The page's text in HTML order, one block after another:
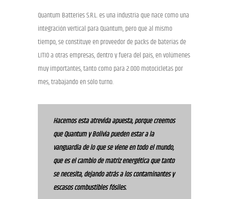
Quantum Batteries S.R.L. es una industria que nace como una
integración vertical para Quantum, pero que al mismo
tiempo, se constituye en proveedor de packs de baterías de
LITIO a otras empresas, dentro y fuera del país, en volúmenes
muy importantes, tanto como para 2.000 motocicletas por
mes, trabajando en sólo turno.
Hacemos esta atrevida apuesta, porque creemos
que Quantum y Bolivia pueden estar a la
vanguardia de lo que se viene en todo el mundo,
que es el cambio de matriz energética que tanto
se necesita, dejando atrás a los contaminantes y
escasos combustibles fósiles.